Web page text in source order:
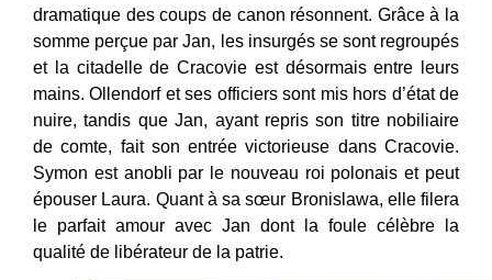
dramatique des coups de canon résonnent. Grâce à la
somme perçue par Jan, les insurgés se sont regroupés
et la citadelle de Cracovie est désormais entre leurs
mains. Ollendorf et ses officiers sont mis hors d’état de
nuire, tandis que Jan, ayant repris son titre nobiliaire
de comte, fait son entrée victorieuse dans Cracovie.
Symon est anobli par le nouveau roi polonais et peut
épouser Laura. Quant à sa sœur Bronislawa, elle filera
le parfait amour avec Jan dont la foule célèbre la
qualité de libérateur de la patrie.